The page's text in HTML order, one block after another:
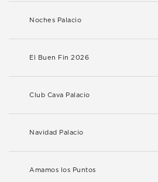
Noches Palacio
El Buen Fin 2026
Club Cava Palacio
Navidad Palacio
Amamos los Puntos